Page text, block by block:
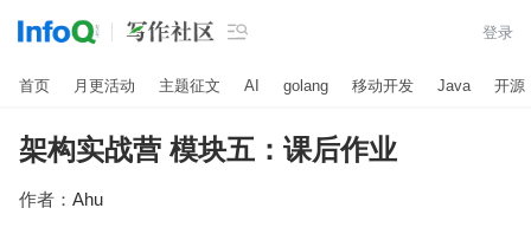
 登录
首页 月更活动 主题征文 AI golang 移动开发 Java 开源
架构实战营 模块五：课后作业
作者： Ahu